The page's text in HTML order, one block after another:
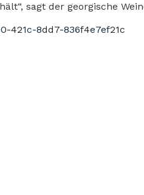
sagt der georgische
421c-8dd7-836f4e7ef21c